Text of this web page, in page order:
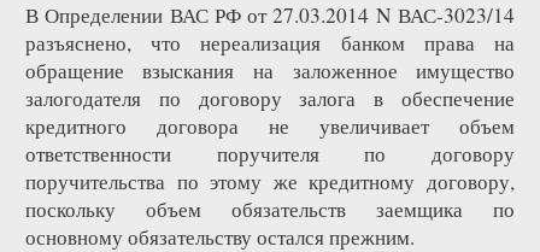
В Определении ВАС РФ от 27.03.2014 N ВАС-3023/14
разъяснено, что нереализация банком права на
обращение взыскания на заложенное имущество
залогодателя по договору залога в обеспечение
кредитного договора не увеличивает объем
ответственности поручителя по договору
поручительства по этому же кредитному договору,
поскольку объем обязательств заемщика по
основному обязательству остался прежним.